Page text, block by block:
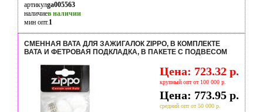
артикулga005563
наличиев наличии
мин опт.1
СМЕННАЯ ВАТА ДЛЯ ЗАЖИГАЛОК ZIPPO, В КОМПЛЕКТЕ
ВАТА И ФЕТРОВАЯ ПОДКЛАДКА, В ПАКЕТЕ С ПОДВЕСОМ
Цена: 723.32 р.
крупный опт от 100 000 р.
Цена: 773.95 р.
средний опт от 50 000 р.